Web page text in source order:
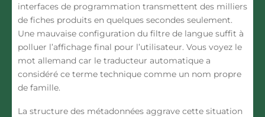
interfaces de programmation transmettent des milliers
de fiches produits en quelques secondes seulement.
Une mauvaise configuration du filtre de langue suffit à
polluer l’affichage final pour l’utilisateur. Vous voyez le
mot allemand car le traducteur automatique a
considéré ce terme technique comme un nom propre
de famille.
La structure des métadonnées aggrave cette situation